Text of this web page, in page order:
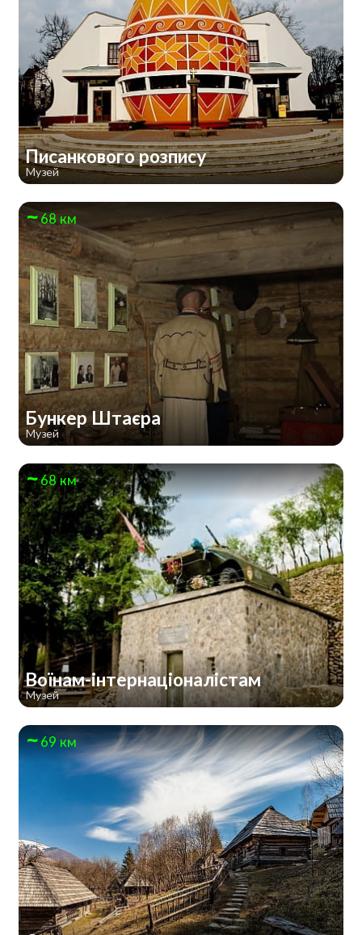
Писанкового розпису
Музей
68 км
Бункер Штаєра
Музей
68 км
Воїнам-інтернаціоналістам
Музей
69 км